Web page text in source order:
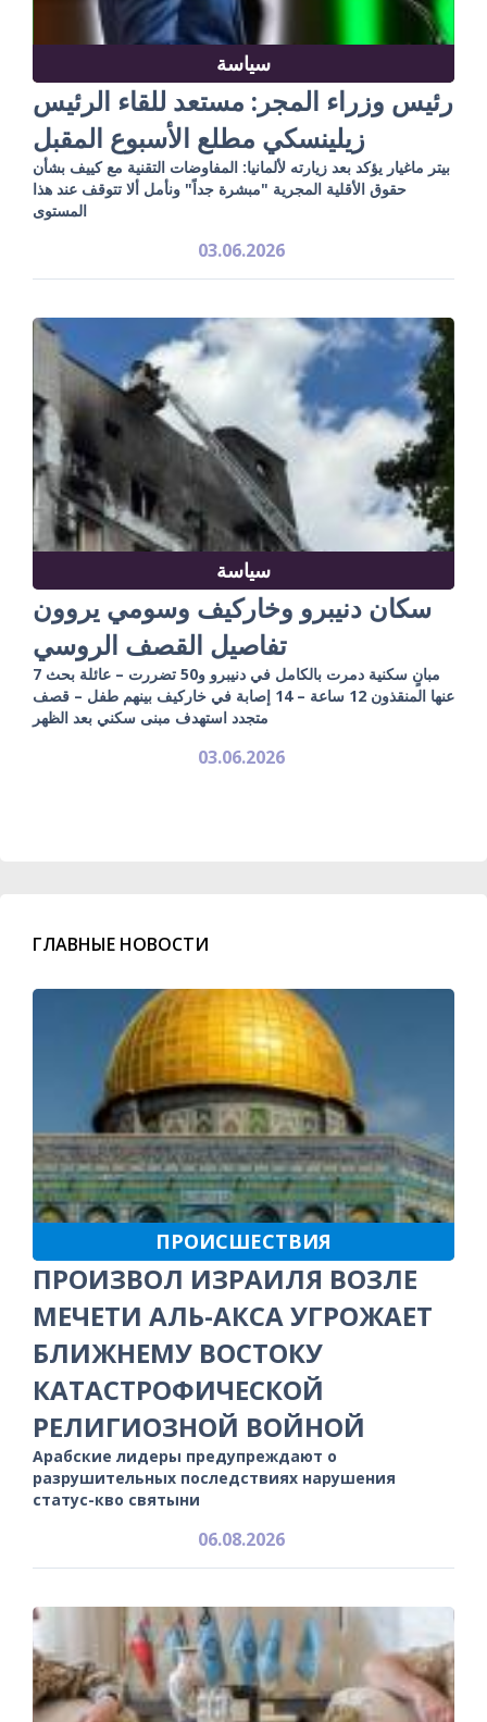
سياسة
رئيس وزراء المجر: مستعد للقاء الرئيس
زيلينسكي مطلع الأسبوع المقبل
بيتر ماغيار يؤكد بعد زيارته لألمانيا: المفاوضات التقنية مع كييف بشأن
حقوق الأقلية المجرية "مبشرة جداً" ونأمل ألا تتوقف عند هذا
المستوى
03.06.2026
سياسة
سكان دنيبرو وخاركيف وسومي يروون
تفاصيل القصف الروسي
7 مبانٍ سكنية دمرت بالكامل في دنيبرو و50 تضررت – عائلة بحث
عنها المنقذون 12 ساعة – 14 إصابة في خاركيف بينهم طفل – قصف
متجدد استهدف مبنى سكني بعد الظهر
03.06.2026
ГЛАВНЫЕ НОВОСТИ
ПРОИСШЕСТВИЯ
ПРОИЗВОЛ ИЗРАИЛЯ ВОЗЛЕ
МЕЧЕТИ АЛЬ-АКСА УГРОЖАЕТ
БЛИЖНЕМУ ВОСТОКУ
КАТАСТРОФИЧЕСКОЙ
РЕЛИГИОЗНОЙ ВОЙНОЙ
Арабские лидеры предупреждают о
разрушительных последствиях нарушения
статус-кво святыни
06.08.2026